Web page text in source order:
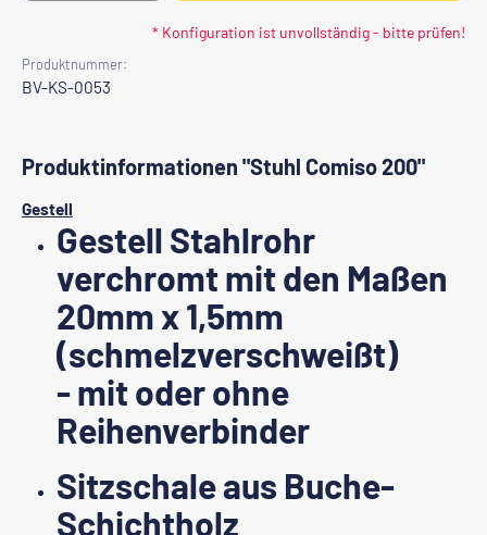
* Konfiguration ist unvollständig - bitte prüfen!
Produktnummer:
BV-KS-0053
Produktinformationen "Stuhl Comiso 200"
Gestell
Gestell Stahlrohr
verchromt mit den Maßen
20mm x 1,5mm
(schmelzverschweißt)
- mit oder ohne
Reihenverbinder
Sitzschale aus Buche-
Schichtholz